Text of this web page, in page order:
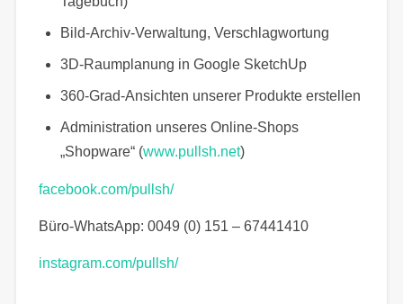
Bild-Archiv-Verwaltung, Verschlagwortung
3D-Raumplanung in Google SketchUp
360-Grad-Ansichten unserer Produkte erstellen
Administration unseres Online-Shops
„Shopware“ (www.pullsh.net)
facebook.com/pullsh/
Büro-WhatsApp: 0049 (0) 151 – 67441410
instagram.com/pullsh/